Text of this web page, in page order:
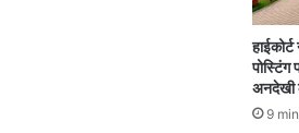
पोस्टिंग
अनदेखी
9